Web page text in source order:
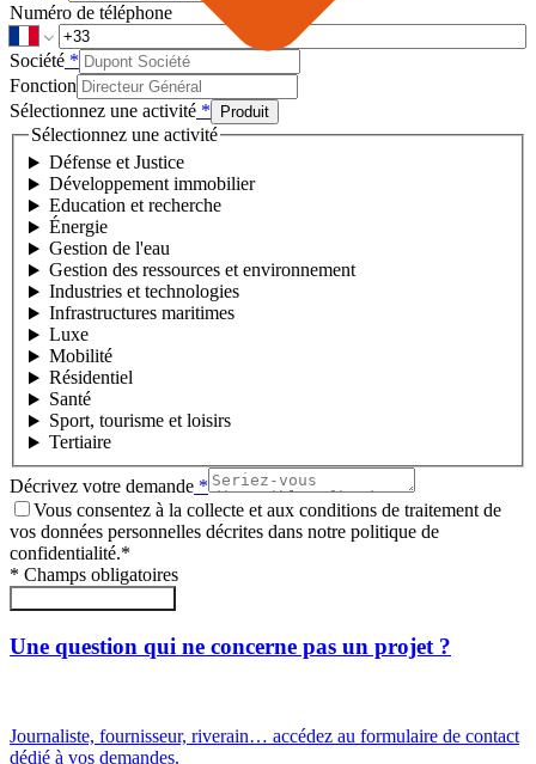
Numéro de téléphone
Société *
Fonction
Sélectionnez une activité * Produit
Sélectionnez une activité
Défense et Justice
Développement immobilier
Education et recherche
Énergie
Gestion de l'eau
Gestion des ressources et environnement
Industries et technologies
Infrastructures maritimes
Luxe
Mobilité
Résidentiel
Santé
Sport, tourisme et loisirs
Tertiaire
Décrivez votre demande *
Vous consentez à la collecte et aux conditions de traitement de
vos données personnelles décrites dans notre politique de
confidentialité.*
* Champs obligatoires
Une question qui ne concerne pas un projet ?
Journaliste, fournisseur, riverain… accédez au formulaire de contact
dédié à vos demandes.